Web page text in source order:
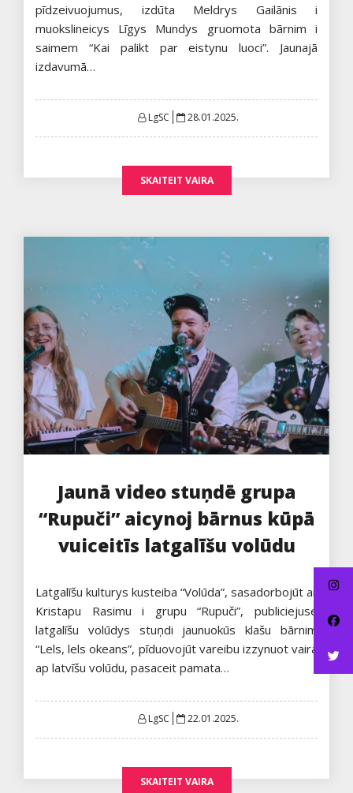
pīdzeivuojumus, izdūta Meldrys Gailānis i
muokslineicys Līgys Mundys gruomota bārnim i
saimem “Kai palikt par eistynu luoci”. Jaunajā
izdavumā…
LgSC
Posted
28.01.2025.
SKAITEIT VAIRA
Jaunā video stuņdē grupa
“Rupuči” aicynoj bārnus kūpā
vuiceitīs latgalīšu volūdu
Latgalīšu kulturys kusteiba “Volūda”, sasadorbojūt ar
Kristapu Rasimu i grupu “Rupuči”, publiciejuse
latgalīšu volūdys stuņdi jaunuokūs klašu bārnim
“Lels, lels okeans”, pīduovojūt vareibu izzynuot vaira
ap latvīšu volūdu, pasaceit pamata…
LgSC
Posted
22.01.2025.
SKAITEIT VAIRA